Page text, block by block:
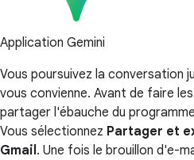
Application Gemini
Vous poursuivez la conversation
vous convienne. Avant de faire
partager l'ébauche du
Vous sélectionnez Partager et
Gmail. Une fois le brouillon d'e-